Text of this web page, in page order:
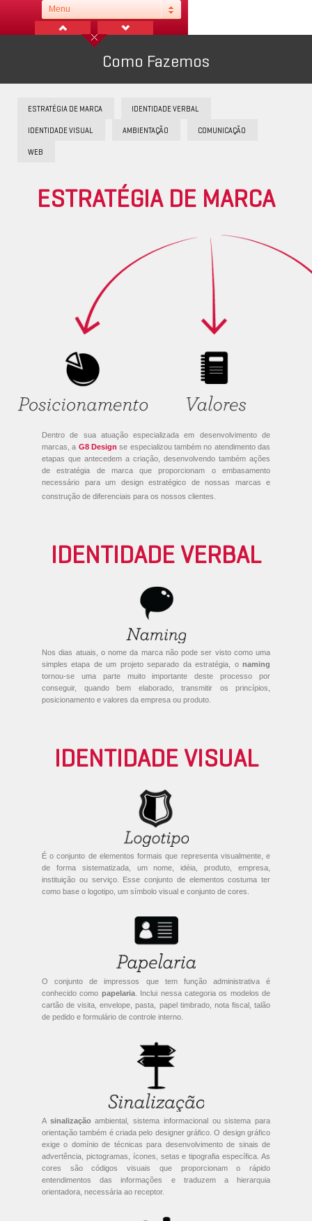
Menu
Como Fazemos
ESTRATÉGIA DE MARCA IDENTIDADE VERBAL
IDENTIDADE VISUAL AMBIENTAÇÃO COMUNICAÇÃO
WEB
ESTRATÉGIA DE MARCA
Dentro de sua atuação especializada em desenvolvimento de
marcas, a G8 Design se especializou também no atendimento das
etapas que antecedem a criação, desenvolvendo também ações
de estratégia de marca que proporcionam o embasamento
necessário para um design estratégico de nossas marcas e
construção de diferenciais para os nossos clientes.
IDENTIDADE VERBAL
Nos dias atuais, o nome da marca não pode ser visto como uma
simples etapa de um projeto separado da estratégia, o naming
tornou-se uma parte muito importante deste processo por
conseguir, quando bem elaborado, transmitir os princípios,
posicionamento e valores da empresa ou produto.
IDENTIDADE VISUAL
É o conjunto de elementos formais que representa visualmente, e
de forma sistematizada, um nome, idéia, produto, empresa,
instituição ou serviço. Esse conjunto de elementos costuma ter
como base o logotipo, um símbolo visual e conjunto de cores.
O conjunto de impressos que tem função administrativa é
conhecido como papelaria. Inclui nessa categoria os modelos de
cartão de visita, envelope, pasta, papel timbrado, nota fiscal, talão
de pedido e formulário de controle interno.
A sinalizaçãoambiental, sistema informacional ou sistema para
orientação também é criada pelo designer gráfico. O design gráfico
exige o domínio de técnicas para desenvolvimento de sinais de
advertência, pictogramas, ícones, setas e tipografia específica. As
cores são códigos visuais que proporcionam o rápido
entendimentos das informações e traduzem a hierarquia
orientadora, necessária ao receptor.